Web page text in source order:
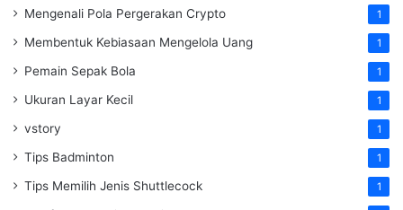
Mengenali Pola Pergerakan Crypto 1
Membentuk Kebiasaan Mengelola Uang 1
Pemain Sepak Bola 1
Ukuran Layar Kecil 1
vstory 1
Tips Badminton 1
Tips Memilih Jenis Shuttlecock 1